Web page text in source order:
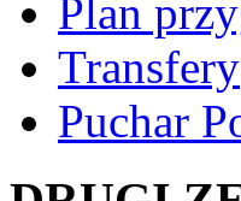
Plan
Transfery
Puchar